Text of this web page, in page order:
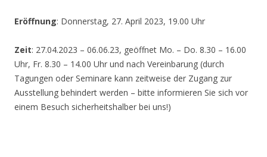
Eröffnung: Donnerstag, 27. April 2023, 19.00 Uhr
Zeit: 27.04.2023 – 06.06.23, geöffnet Mo. – Do. 8.30 – 16.00
Uhr, Fr. 8.30 – 14.00 Uhr und nach Vereinbarung (durch
Tagungen oder Seminare kann zeitweise der Zugang zur
Ausstellung behindert werden – bitte informieren Sie sich vor
einem Besuch sicherheitshalber bei uns!)